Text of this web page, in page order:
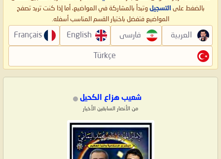
بالضغط على التسجيل وتبدأ بالمشاركة في المواضيع، أما إذا كنت تريد تصفح
المواضيع فتفضل باختيار القسم المناسب أسفله.
العربية فارسی English
Français
Türkçe
شعيب هزاع الكحيل
من الأنصار السابقين الأخيار